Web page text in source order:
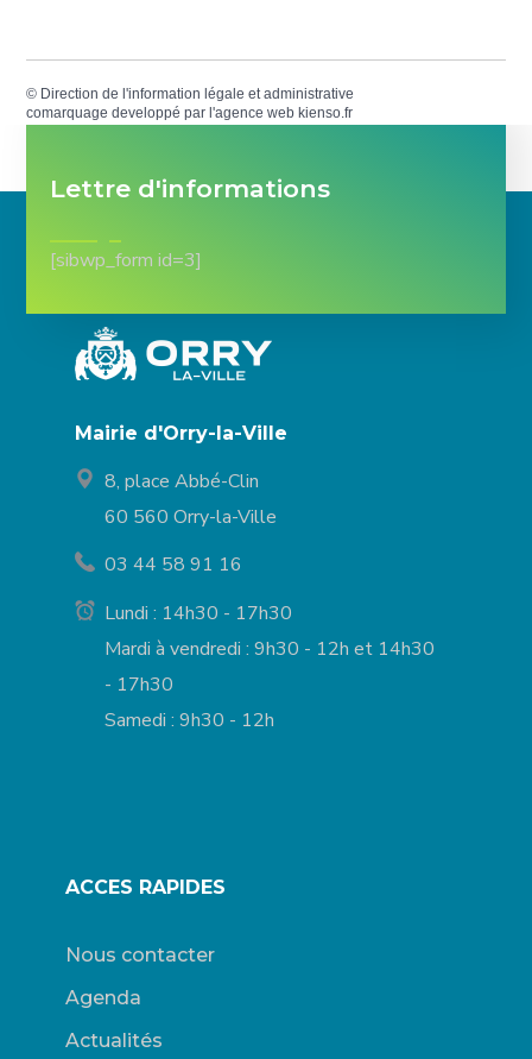
© Direction de l'information légale et administrative
comarquage developpé par l'agence web kienso.fr
Lettre d'informations
[sibwp_form id=3]
Mairie d'Orry-la-Ville
8, place Abbé-Clin
60 560 Orry-la-Ville
03 44 58 91 16
Lundi : 14h30 - 17h30
Mardi à vendredi : 9h30 - 12h et 14h30
- 17h30
Samedi : 9h30 - 12h
ACCES RAPIDES
Nous contacter
Agenda
Actualités